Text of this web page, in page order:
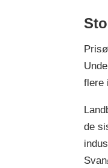
flere
de